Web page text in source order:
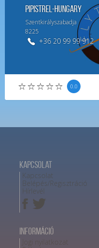
Pipistrel-Hungary
Szentkirályszabadja
8225
+36 20 99 99 912
0.0
Kapcsolat
Kapcsolat
Belépés/Regisztráció
Hírlevél
Információ
Jogi nyilatkozat